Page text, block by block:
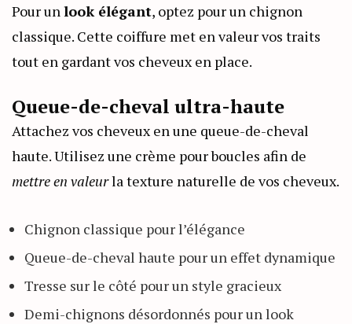
Pour un look élégant, optez pour un chignon
classique. Cette coiffure met en valeur vos traits
tout en gardant vos cheveux en place.
Queue-de-cheval ultra-haute
Attachez vos cheveux en une queue-de-cheval
haute. Utilisez une crème pour boucles afin de
mettre en valeurla texture naturelle de vos cheveux.
Chignon classique pour l’élégance
Queue-de-cheval haute pour un effet dynamique
Tresse sur le côté pour un style gracieux
Demi-chignons désordonnés pour un look